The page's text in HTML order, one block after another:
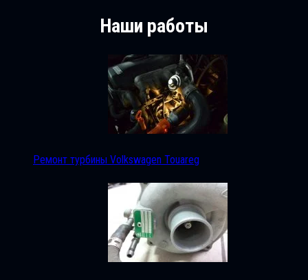
Наши работы
Ремонт турбины Volkswagen Touareg